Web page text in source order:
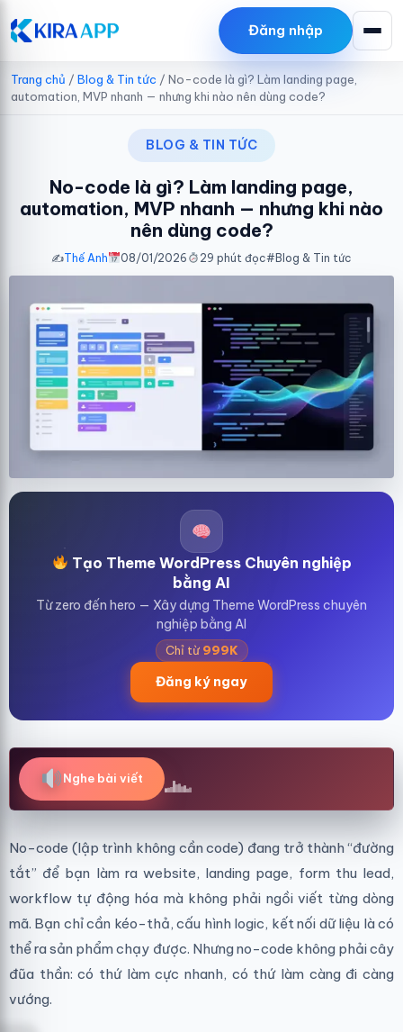
Đăng nhập
Trang chủ / Blog & Tin tức / No-code là gì? Làm landing page,
automation, MVP nhanh — nhưng khi nào nên dùng code?
BLOG & TIN TỨC
No-code là gì? Làm landing page,
automation, MVP nhanh — nhưng khi nào
nên dùng code?
✍️Thế Anh 08/01/2026 29 phút đọc# Blog & Tin tức
Tạo Theme WordPress Chuyên nghiệp
bằng AI
Từ zero đến hero — Xây dựng Theme WordPress chuyên
nghiệp bằng AI
Chỉ từ 999K
Đăng ký ngay
Nghe bài viết
No-code (lập trình không cần code) đang trở thành “đường
tắt” để bạn làm ra website, landing page, form thu lead,
workflow tự động hóa mà không phải ngồi viết từng dòng
mã. Bạn chỉ cần kéo-thả, cấu hình logic, kết nối dữ liệu là có
thể ra sản phẩm chạy được. Nhưng no-code không phải cây
đũa thần: có thứ làm cực nhanh, có thứ làm càng đi càng
vướng.
Hiep Le